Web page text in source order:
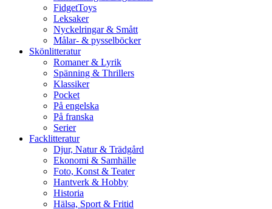
FidgetToys
Leksaker
Nyckelringar & Smått
Målar- & pysselböcker
Skönlitteratur
Romaner & Lyrik
Spänning & Thrillers
Klassiker
Pocket
På engelska
På franska
Serier
Facklitteratur
Djur, Natur & Trädgård
Ekonomi & Samhälle
Foto, Konst & Teater
Hantverk & Hobby
Historia
Hälsa, Sport & Fritid